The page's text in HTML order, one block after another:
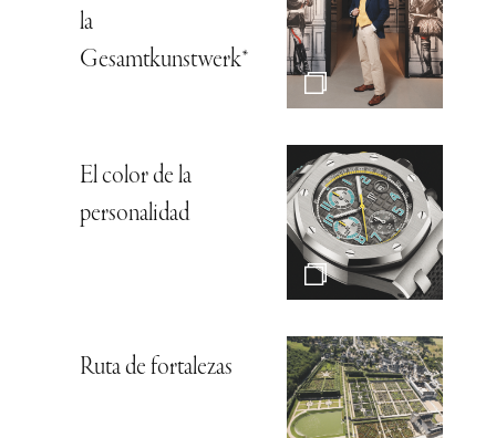
la
Gesamtkunstwerk*
El color de la
personalidad
Ruta de fortalezas